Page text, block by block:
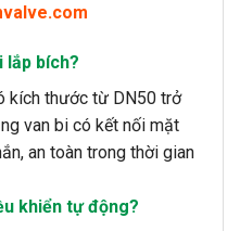
lắp bích?
kích thước từ DN50 trở
van bi có kết nối mặt
an toàn trong thời gian
khiển tự động?